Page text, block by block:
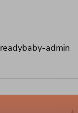
readybaby-admin